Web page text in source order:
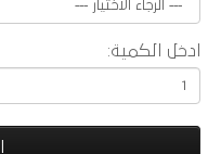
ادخل الكمية: